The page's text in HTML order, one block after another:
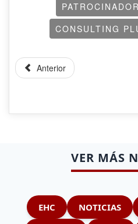
CONSULTING
Anterior
VER MÁS
EHC NOTICIAS